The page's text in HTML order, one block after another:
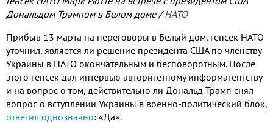
Дональдом Трампом в Белом доме /НАТО
Прибыв 13 марта на переговоры в Белый дом, генсек НАТО
уточнил, является ли решение президента США по членству
Украины в НАТО окончательным и бесповоротным. После
этого генсек дал интервью авторитетному информагентству
и на вопрос о том, действительно ли Дональд Трамп снял
вопрос о вступлении Украины в военно-политический блок,
ответил однозначно: «Да».